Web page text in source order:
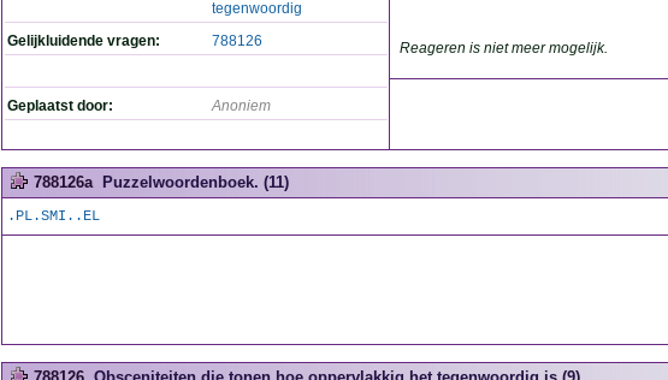
tegenwoordig
Gelijkluidende vragen:
788126
Geplaatst door: Anoniem
Reageren is niet meer mogelijk.
788126a Puzzelwoordenboek. (11)
.PL.SMI..EL